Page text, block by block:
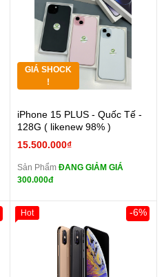
GIÁ SHOCK
!
iPhone 15 PLUS - Quốc Tế -
128G ( likenew 98% )
15.500.000₫
Sản Phẩm ĐANG GIẢM GIÁ
300.000đ
-6%
Hot